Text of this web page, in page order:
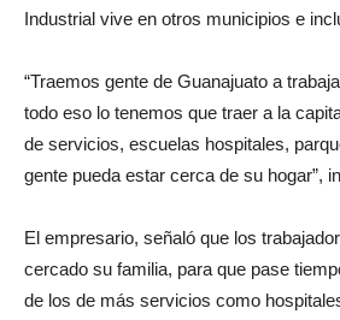
Industrial vive en otros municipios e
“Traemos gente de Guanajuato a
todo eso lo tenemos que traer a la
de servicios, escuelas hospitales,
gente pueda estar cerca de su hogar”,
El empresario, señaló que los
cercado su familia, para que pase
de los de más servicios como